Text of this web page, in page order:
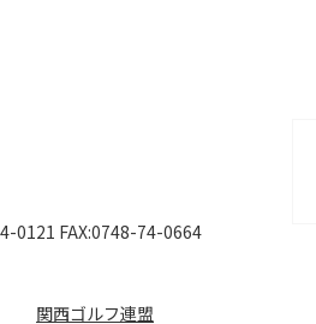
0121 FAX:0748-74-0664
関西ゴルフ連盟